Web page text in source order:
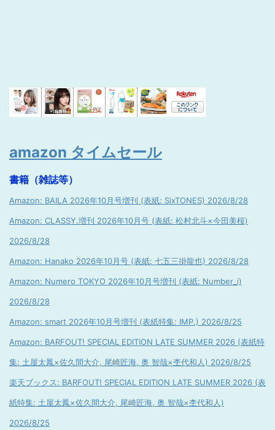
amazon タイムセール
書籍（雑誌等）
Amazon: BAILA 2026年10月号増刊 (表紙: SixTONES) 2026/8/28
Amazon: CLASSY.増刊 2026年10月号 (表紙: 松村北斗×今田美桜)
2026/8/28
Amazon: Hanako 2026年10月号 (表紙: 七五三掛龍也) 2026/8/28
Amazon: Numero TOKYO 2026年10月号増刊 (表紙: Number_i)
2026/8/28
Amazon: smart 2026年10月号増刊 (表紙特集: IMP.) 2026/8/25
Amazon: BARFOUT! SPECIAL EDITION LATE SUMMER 2026 (表紙特
集: 土屋太鳳×佐久間大介, 尾崎匠海, 奥 智哉×杢代和人) 2026/8/25
楽天ブックス: BARFOUT! SPECIAL EDITION LATE SUMMER 2026 (表
紙特集: 土屋太鳳×佐久間大介, 尾崎匠海, 奥 智哉×杢代和人)
2026/8/25